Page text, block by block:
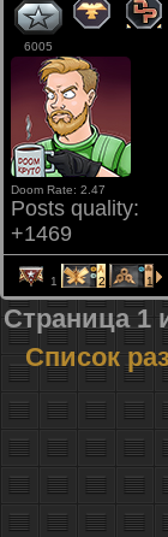
6005
Doom Rate: 2.47
Posts quality:
+1469
1 2 1
Страница 1
Список